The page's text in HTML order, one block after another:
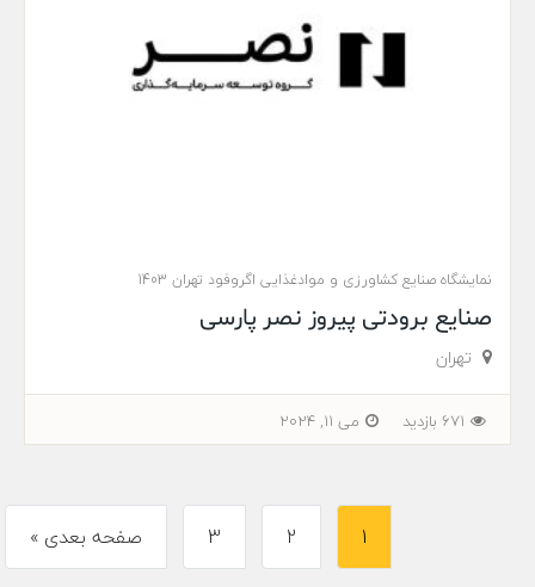
نمایشگاه صنایع کشاورزی و موادغذایی اگروفود تهران 1403
صنایع برودتی پیروز نصر پارسی
تهران
671 بازدید می 11, 2024
1
2
3 صفحه بعدی »